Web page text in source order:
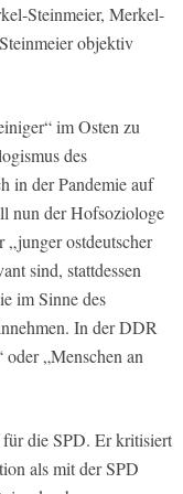
Steinmeier, Merkel-
objektiv
im Osten zu
des
in der Pandemie auf
nun der Hofsoziologe
ostdeutscher
sind, stattdessen
im Sinne des
In der DDR
oder „Menschen an
die SPD. Er kritisiert
als mit der SPD